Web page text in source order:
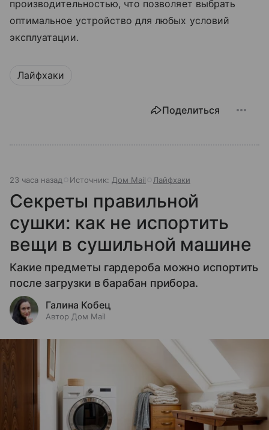
производительностью, что позволяет выбрать
оптимальное устройство для любых условий
эксплуатации.
Лайфхаки
Поделиться
23 часа назад Источник: Дом Mail Лайфхаки
Секреты правильной
сушки: как не испортить
вещи в сушильной машине
Какие предметы гардероба можно испортить
после загрузки в барабан прибора.
Галина Кобец
Автор Дом Mail